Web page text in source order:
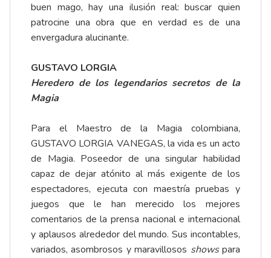
buen mago, hay una ilusión real: buscar quien
patrocine una obra que en verdad es de una
envergadura alucinante.
GUSTAVO LORGIA
Heredero de los legendarios secretos de la
Magia
Para el Maestro de la Magia colombiana,
GUSTAVO LORGIA VANEGAS, la vida es un acto
de Magia. Poseedor de una singular habilidad
capaz de dejar atónito al más exigente de los
espectadores, ejecuta con maestría pruebas y
juegos que le han merecido los mejores
comentarios de la prensa nacional e internacional
y aplausos alrededor del mundo. Sus incontables,
variados, asombrosos y maravillosos showspara